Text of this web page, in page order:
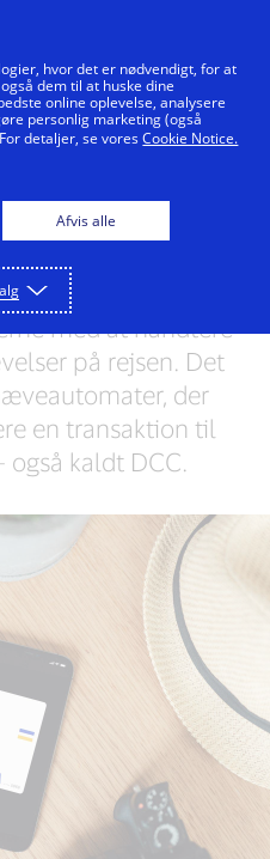
vide om
med at håndtere
på rejsen. Det
der
en transaktion til
også kaldt DCC.
hvor det er nødvendigt, for at
dem til at huske dine
online oplevelse, analysere
personlig marketing (også
detaljer, se voresCookie Notice.
Afvis alle